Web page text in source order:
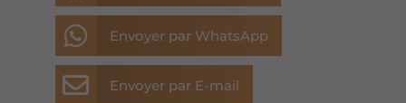
 Envoyer par WhatsApp
 Envoyer par E-mail